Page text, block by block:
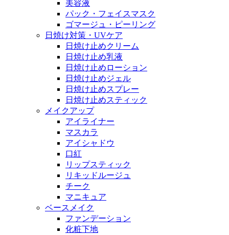
美容液
パック・フェイスマスク
ゴマージュ・ピーリング
日焼け対策・UVケア
日焼け止めクリーム
日焼け止め乳液
日焼け止めローション
日焼け止めジェル
日焼け止めスプレー
日焼け止めスティック
メイクアップ
アイライナー
マスカラ
アイシャドウ
口紅
リップスティック
リキッドルージュ
チーク
マニキュア
ベースメイク
ファンデーション
化粧下地